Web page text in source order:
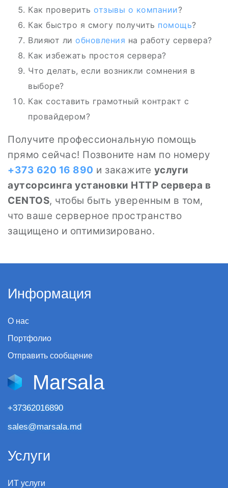
Как проверить отзывы о компании?
Как быстро я смогу получить помощь?
Влияют ли обновления на работу сервера?
Как избежать простоя сервера?
Что делать, если возникли сомнения в
выборе?
Как составить грамотный контракт с
провайдером?
Получите профессиональную помощь
прямо сейчас! Позвоните нам по номеру
+373 620 16 890 и закажите услуги
аутсорсинга установки HTTP сервера в
CENTOS, чтобы быть уверенным в том,
что ваше серверное пространство
защищено и оптимизировано.
Информация
О нас
Портфолио
Отправить сообщение
Marsala
+37362016890
sales@marsala.md
Услуги
ИТ услуги